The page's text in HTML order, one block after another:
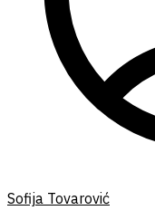
Sofija Tovarović